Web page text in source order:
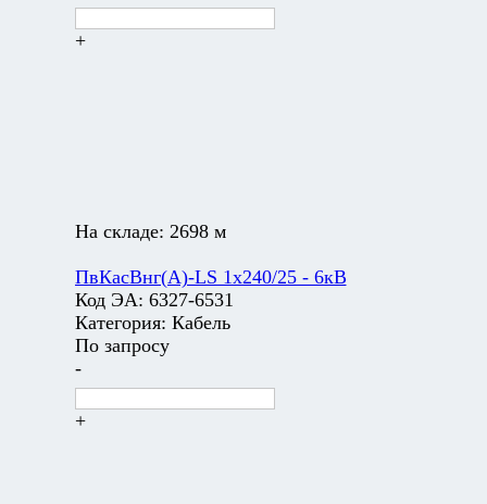
+
На складе: 2698 м
ПвКасВнг(А)-LS 1х240/25 - 6кВ
Код ЭА: 6327-6531
Категория: Кабель
По запросу
-
+